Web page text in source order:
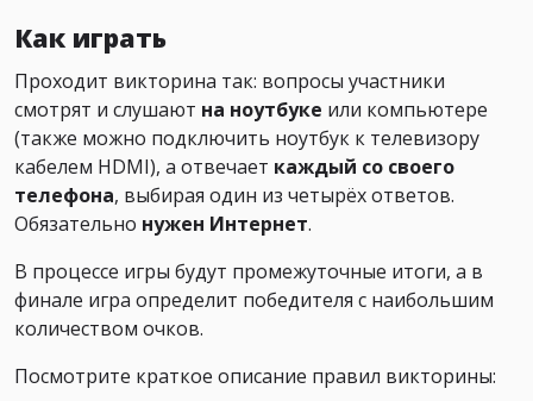
Как играть
Проходит викторина так: вопросы участники
смотрят и слушают на ноутбуке или компьютере
(также можно подключить ноутбук к телевизору
кабелем HDMI), а отвечает каждый со своего
телефона, выбирая один из четырёх ответов.
Обязательно нужен Интернет.
В процессе игры будут промежуточные итоги, а в
финале игра определит победителя с наибольшим
количеством очков.
Посмотрите краткое описание правил викторины: